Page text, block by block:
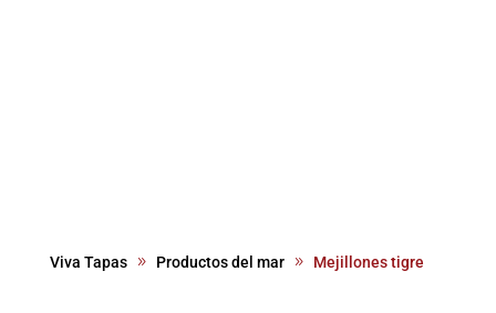
Viva Tapas Productos del mar Mejillones tigre